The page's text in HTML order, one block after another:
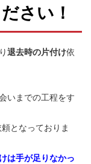
さい！
退去時の片付け依
いまでの工程をす
となっておりま
は手が足りなかっ